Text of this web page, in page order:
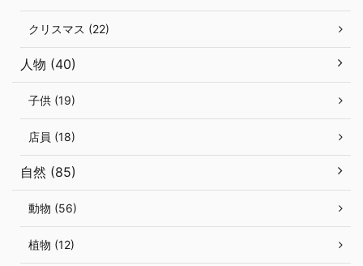
クリスマス (22)
人物 (40)
子供 (19)
店員 (18)
自然 (85)
動物 (56)
植物 (12)